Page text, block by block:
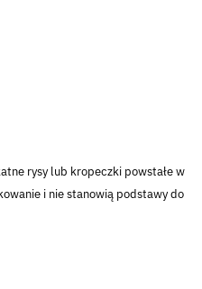
rysy lub kropeczki powstałe w
i nie stanowią podstawy do